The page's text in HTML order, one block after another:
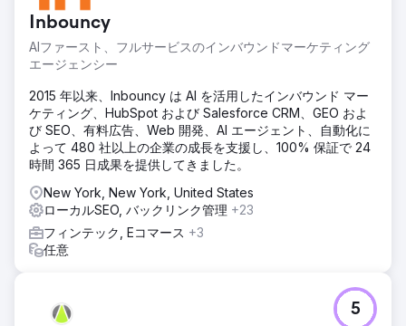
Inbouncy
AIファースト、フルサービスのインバウンドマーケティング
エージェンシー
2015 年以来、Inbouncy は AI を活用したインバウンド マー
ケティング、HubSpot および Salesforce CRM、GEO およ
び SEO、有料広告、Web 開発、AI エージェント、自動化に
よって 480 社以上の企業の成長を支援し、100% 保証で 24
時間 365 日成果を提供してきました。
New York, New York, United States
ローカルSEO, バックリンク管理 +23
フィンテック, Eコマース +3
任意
5